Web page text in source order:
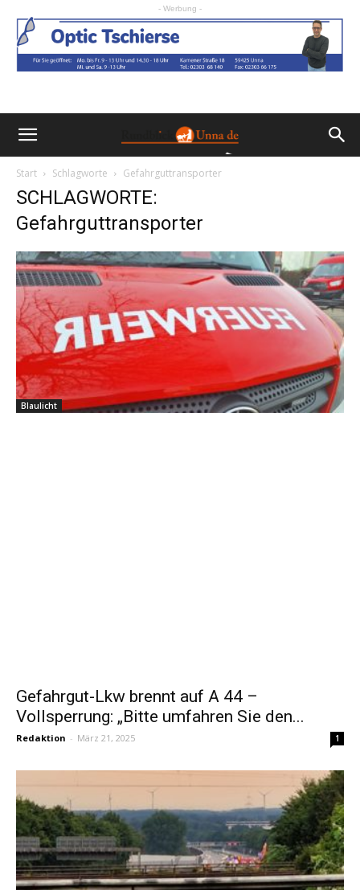
- Werbung -
Start Schlagworte Gefahrguttransporter
SCHLAGWORTE:
Gefahrguttransporter
Blaulicht
Gefahrgut-Lkw brennt auf A 44 –
Vollsperrung: „Bitte umfahren Sie den...
Redaktion - März 21, 2025 1